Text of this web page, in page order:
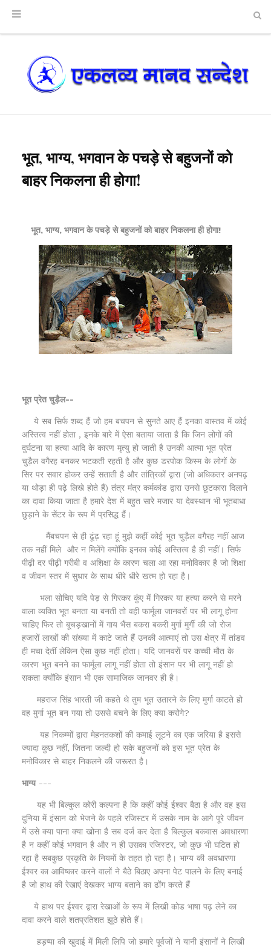
भूत, भाग्य, भगवान के पचड़े से बहुजनों को
बाहर निकलना ही होगा!
भूत, भाग्य, भगवान के पचड़े से बहुजनों को बाहर निकलना ही होगा!
भूत प्रेत चुड़ैल--
ये सब सिर्फ शब्द हैं जो हम बचपन से सुनते आए हैं इनका वास्तव में कोई
अस्तित्व नहीं होता , इनके बारे में ऐसा बताया जाता है कि जिन लोगों की
दुर्घटना या हत्या आदि के कारण मृत्यु हो जाती है उनकी आत्मा भूत प्रेत
चुड़ैल वगैरह बनकर भटकती रहती है और कुछ डरपोक किस्म के लोगों के
सिर पर सवार होकर उन्हें सताती है और तांत्रिकों द्वारा (जो अधिकतर अनपढ़
या थोड़ा ही पढ़े लिखे होते हैं) तंत्र मंत्र कर्मकांड द्वारा उनसे छुटकारा दिलाने
का दावा किया जाता है हमारे देश में बहुत सारे मजार या देवस्थान भी भूतबाधा
छुड़ाने के सेंटर के रूप में प्रसिद्ध हैं।
मैंबचपन से ही ढूंढ़ रहा हूं मुझे कहीं कोई भूत चुड़ैल वगैरह नहीं आज
तक नहीं मिले और न मिलेंगे क्योंकि इनका कोई अस्तित्व है ही नहीं। सिर्फ
पीढ़ी दर पीढ़ी गरीबी व अशिक्षा के कारण चला आ रहा मनोविकार है जो शिक्षा
व जीवन स्तर में सुधार के साथ धीरे धीरे खत्म हो रहा है।
भला सोचिए यदि पेड़ से गिरकर कुंए में गिरकर या हत्या करने से मरने
वाला व्यक्ति भूत बनता या बनती तो वही फार्मूला जानवरों पर भी लागू होना
चाहिए फिर तो बूचड़खानों में गाय भैंस बकरा बकरी मुर्गा मुर्गी की जो रोज
हजारों लाखों की संख्या में काटे जाते हैं उनकी आत्माएं तो उस क्षेत्र में तांडव
ही मचा देतीं लेकिन ऐसा कुछ नहीं होता। यदि जानवरों पर कच्ची मौत के
कारण भूत बनने का फार्मूला लागू नहीं होता तो इंसान पर भी लागू नहीं हो
सकता क्योंकि इंसान भी एक सामाजिक जानवर ही है।
महराज सिंह भारती जी कहते थे तुम भूत उतारने के लिए मुर्गा काटते हो
वह मुर्गा भूत बन गया तो उससे बचने के लिए क्या करोगे?
यह निकम्मों द्वारा मेहनतकशों की कमाई लूटने का एक जरिया है इससे
ज्यादा कुछ नहीं, जितना जल्दी हो सके बहुजनों को इस भूत प्रेत के
मनोविकार से बाहर निकलने की जरूरत है।
भाग्य---
यह भी बिल्कुल कोरी कल्पना है कि कहीं कोई ईश्वर बैठा है और वह इस
दुनिया में इंसान को भेजने के पहले रजिस्टर में उसके नाम के आगे पूरे जीवन
में उसे क्या पाना क्या खोना है सब दर्ज कर देता है बिल्कुल बकवास अवधारणा
है न कहीं कोई भगवान है और न ही उसका रजिस्टर, जो कुछ भी घटित हो
रहा है सबकुछ प्रकृति के नियमों के तहत हो रहा है। भाग्य की अवधारणा
ईश्वर का आविष्कार करने वालों ने बैठे बिठाए अपना पेट पालने के लिए बनाई
है जो हाथ की रेखाएं देखकर भाग्य बताने का ढोंग करते हैं
ये हाथ पर ईश्वर द्वारा रेखाओं के रूप में लिखी कोड भाषा पढ़ लेने का
दावा करने वाले शतप्रतिशत झूठे होते हैं।
हड़प्पा की खुदाई में मिली लिपि जो हमारे पूर्वजों ने यानी इंसानों ने लिखी